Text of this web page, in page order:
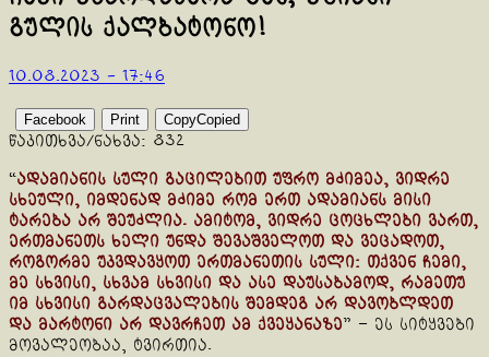
გულის ქალბატონო!
10.08.2023 - 17:46
Facebook Print CopyCopied
წაკითხვა/ნახვა: 832
“ადამიანის სული გაცილებით უფრო მძიმეა, ვიდრე
სხეული, იმდენად მძიმე რომ ერთ ადამიანს მისი
ტარება არ შეუძლია. ამიტომ, ვიდრე ცოცხლები ვართ,
ერთმანეთს ხელი უნდა შევაშველოთ და ვეცადოთ,
როგორმე უკვდავყოთ ერთმანეთის სული: თქვენ ჩემი,
მე სხვისი, სხვამ სხვისი და ასე დაუსაბამოდ, რამეთუ
იმ სხვისი გარდაცვალების შემდეგ არ დავობლდეთ
და მარტონი არ დავრჩეთ ამ ქვეყანაზე” – ეს სიტყვები
მოვალეობაა, ტვირთია.